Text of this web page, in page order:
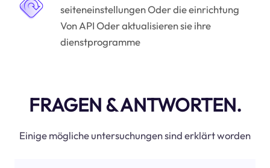
seiteneinstellungen Oder die einrichtung
Von API Oder aktualisieren sie ihre
dienstprogramme
FRAGEN & ANTWORTEN.
Einige mögliche untersuchungen sind erklärt worden